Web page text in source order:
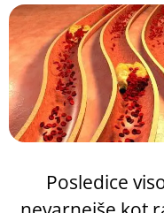
Posledice